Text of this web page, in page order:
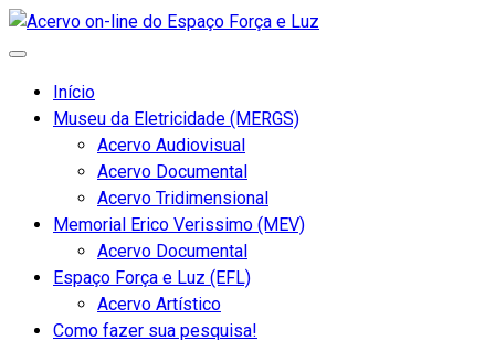
Início
Museu da Eletricidade (MERGS)
Acervo Audiovisual
Acervo Documental
Acervo Tridimensional
Memorial Erico Verissimo (MEV)
Acervo Documental
Espaço Força e Luz (EFL)
Acervo Artístico
Como fazer sua pesquisa!